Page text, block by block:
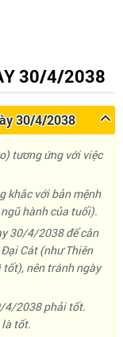
30/4/2038
30/4/2038
tương ứng với việc
khắc với bản mệnh
hành của tuổi).
30/4/2038 để cân
Cát (như Thiên
tốt), nên tránh ngày
4/2038 phải tốt.
là tốt.